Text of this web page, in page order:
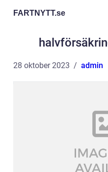
FARTNYTT.se
28 oktober 2023 admin